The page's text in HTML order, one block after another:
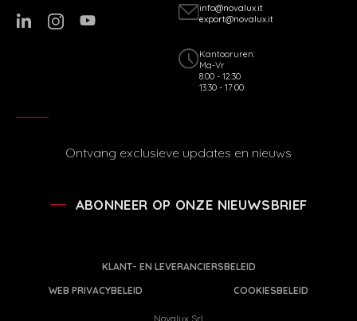
info@novalux.it
export@novalux.it
Kantooruren:
Ma-Vr
8:00 - 12:30
13:30 - 17:00
Ontvang exclusieve updates en nieuws
ABONNEER OP ONZE NIEUWSBRIEF
KLANT- EN LEVERANCIERSBELEID
WEB PRIVACYBELEID
COOKIESBELEID
Novalux Srl